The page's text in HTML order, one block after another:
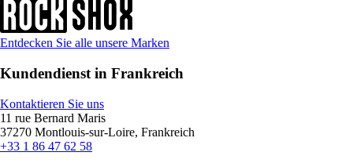
Entdecken Sie alle unsere Marken
Kundendienst in Frankreich
Kontaktieren Sie uns
11 rue Bernard Maris
37270 Montlouis-sur-Loire, Frankreich
+33 1 86 47 62 58